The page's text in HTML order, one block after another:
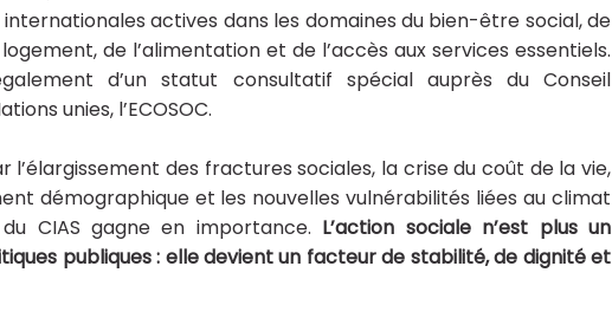
actives dans les domaines du bien-être social, de
de l’alimentation et de l’accès aux services essentiels.
d’un statut consultatif spécial auprès du Conseil
unies, l’ECOSOC.
l’élargissement des fractures sociales, la crise du coût de la vie,
démographique et les nouvelles vulnérabilités liées au climat
CIAS gagne en importance. L’action sociale n’est plus un
publiques : elle devient un facteur de stabilité, de dignité et